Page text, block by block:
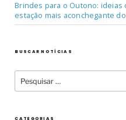
Brindes para o Outono: ideias
estação mais aconchegante
BUSCAR NOTÍCIAS
CATEGORIAS